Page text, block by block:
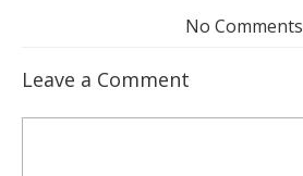
No Comments
Leave a Comment